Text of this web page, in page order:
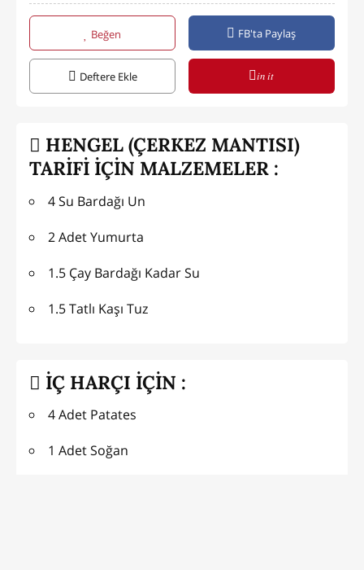
Beğen FB'ta Paylaş
Deftere Ekle in it
HENGEL (ÇERKEZ MANTISI)
TARİFİ İÇİN MALZEMELER :
4 Su Bardağı Un
2 Adet Yumurta
1.5 Çay Bardağı Kadar Su
1.5 Tatlı Kaşı Tuz
İÇ HARÇI İÇİN :
4 Adet Patates
1 Adet Soğan